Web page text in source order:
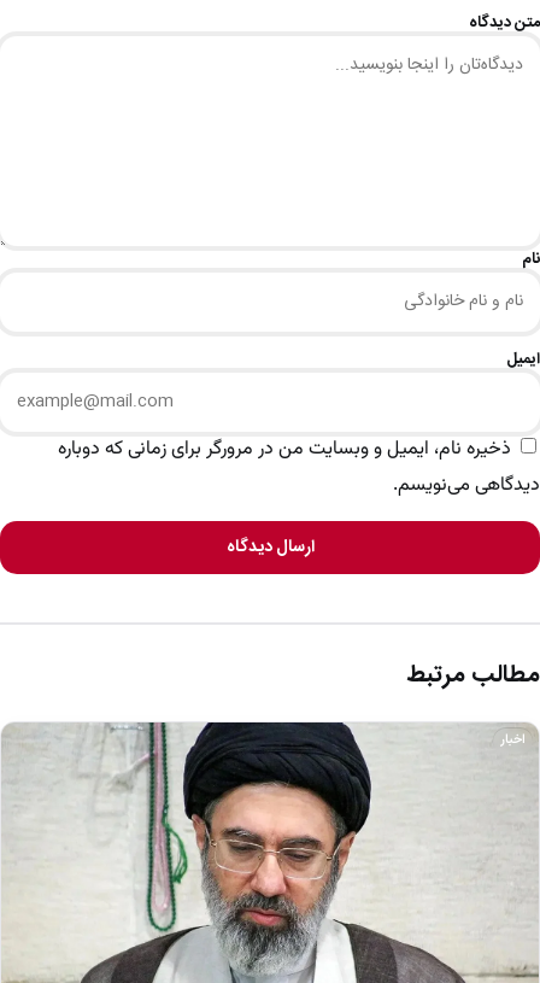
متن دیدگاه
نام
ایمیل
ذخیره نام، ایمیل و وبسایت من در مرورگر برای زمانی که دوباره
دیدگاهی می‌نویسم.
ارسال دیدگاه
مطالب مرتبط
اخبار